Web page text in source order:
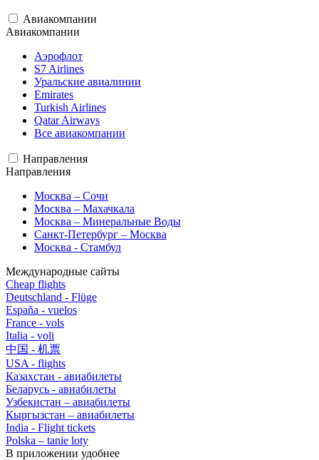
Авиакомпании
Авиакомпании
Аэрофлот
S7 Airlines
Уральские авиалинии
Emirates
Turkish Airlines
Qatar Airways
Все авиакомпании
Направления
Направления
Москва – Сочи
Москва – Махачкала
Москва – Минеральные Воды
Санкт-Петербург – Москва
Москва - Стамбул
Международные сайты
Cheap flights
Deutschland - Flüge
España - vuelos
France - vols
Italia - voli
中国 - 机票
USA - flights
Казахстан - авиабилеты
Беларусь - авиабилеты
Узбекистан – авиабилеты
Кыргызстан – авиабилеты
India - Flight tickets
Polska – tanie loty
В приложении удобнее